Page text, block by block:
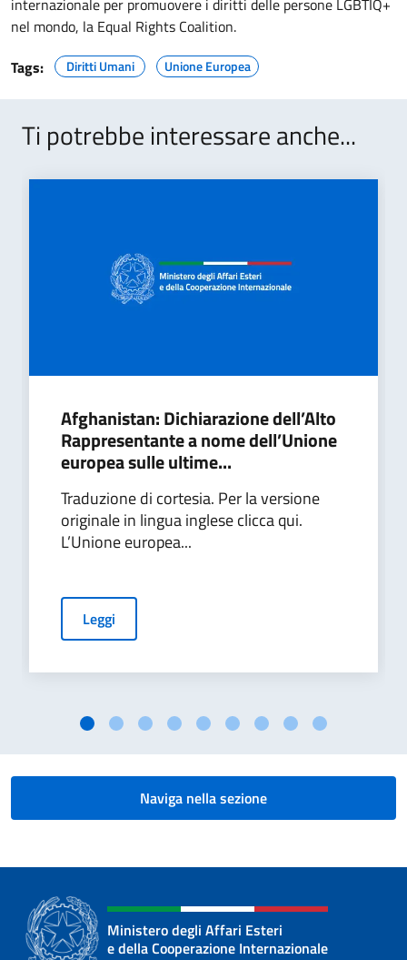
internazionale per promuovere i diritti delle persone LGBTIQ+
nel mondo, la Equal Rights Coalition.
Tags:
Diritti Umani Unione Europea
Ti potrebbe interessare anche...
Afghanistan: Dichiarazione dell’Alto
Rappresentante a nome dell’Unione
europea sulle ultime...
Traduzione di cortesia. Per la versione
originale in lingua inglese clicca qui.
L’Unione europea...
Leggi
Naviga nella sezione
Ministero degli Affari Esteri
e della Cooperazione Internazionale